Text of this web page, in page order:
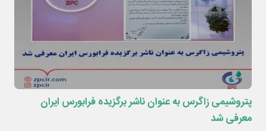
پتروشیمی زاگرس به عنوان ناشر برگزیده فرابورس ایران
معرفی شد